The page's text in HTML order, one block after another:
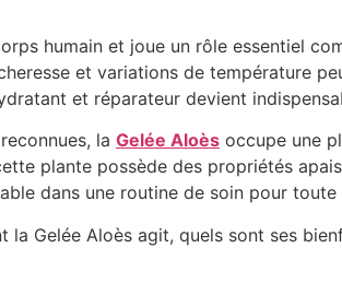
humain et joue un rôle essentiel
et variations de température
et réparateur devient
la Gelée Aloès occupe une
plante possède des propriétés
dans une routine de soin pour toute
Gelée Aloès agit, quels sont ses